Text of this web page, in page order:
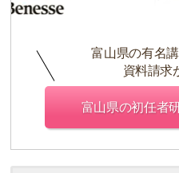
富山県の有名
資料請求
富山県の初任者